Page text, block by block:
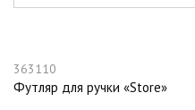
363110
Футляр для ручки «Store»